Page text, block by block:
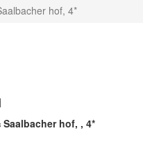
hof, 4*
Saalbacher hof, , 4*